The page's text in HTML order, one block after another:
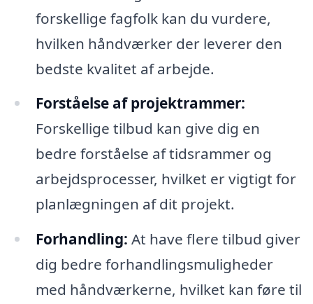
forskellige fagfolk kan du vurdere,
hvilken håndværker der leverer den
bedste kvalitet af arbejde.
Forståelse af projektrammer:
Forskellige tilbud kan give dig en
bedre forståelse af tidsrammer og
arbejdsprocesser, hvilket er vigtigt for
planlægningen af dit projekt.
Forhandling: At have flere tilbud giver
dig bedre forhandlingsmuligheder
med håndværkerne, hvilket kan føre til